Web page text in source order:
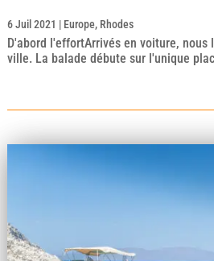
6 Juil 2021 | Europe, Rhodes
D'abord l'effortArrivés en voiture, nous
ville. La balade débute sur l'unique